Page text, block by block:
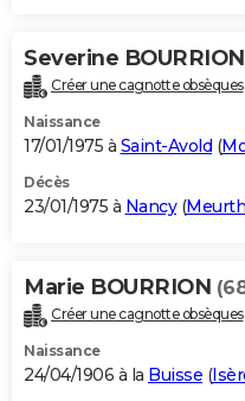
Severine BOURRION
Créer une cagnotte obsèques
Naissance
17/01/1975 à Saint-Avold (
Décès
23/01/1975 à Nancy(
Marie BOURRION
Créer une cagnotte obsèques
Naissance
24/04/1906 à la Buisse (